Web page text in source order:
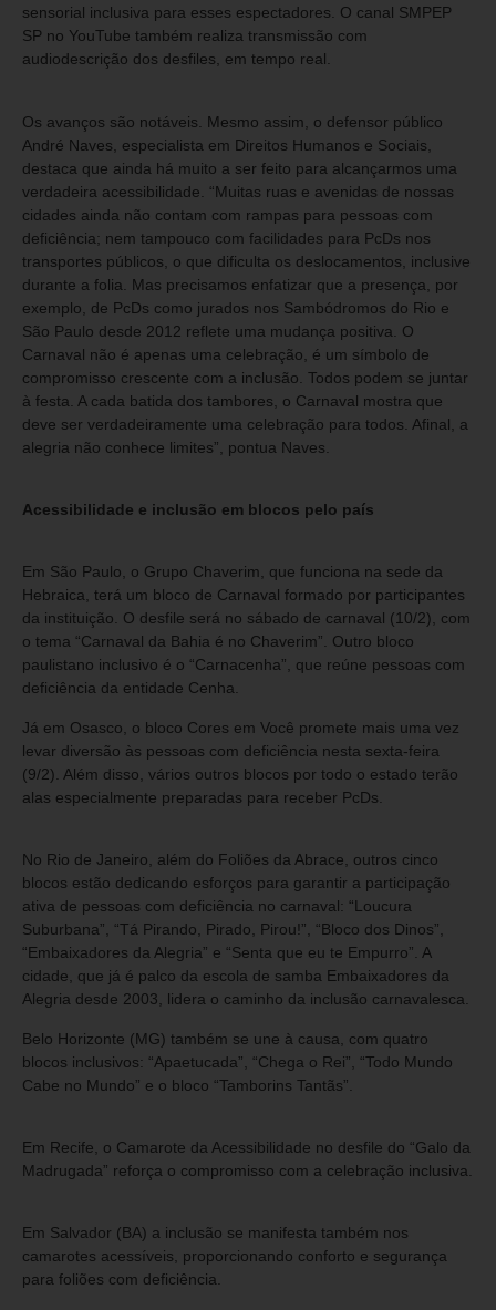
sensorial inclusiva para esses espectadores. O canal SMPEP
SP no YouTube também realiza transmissão com
audiodescrição dos desfiles, em tempo real.
Os avanços são notáveis. Mesmo assim, o defensor público
André Naves, especialista em Direitos Humanos e Sociais,
destaca que ainda há muito a ser feito para alcançarmos uma
verdadeira acessibilidade. “Muitas ruas e avenidas de nossas
cidades ainda não contam com rampas para pessoas com
deficiência; nem tampouco com facilidades para PcDs nos
transportes públicos, o que dificulta os deslocamentos, inclusive
durante a folia. Mas precisamos enfatizar que a presença, por
exemplo, de PcDs como jurados nos Sambódromos do Rio e
São Paulo desde 2012 reflete uma mudança positiva. O
Carnaval não é apenas uma celebração, é um símbolo de
compromisso crescente com a inclusão. Todos podem se juntar
à festa. A cada batida dos tambores, o Carnaval mostra que
deve ser verdadeiramente uma celebração para todos. Afinal, a
alegria não conhece limites”, pontua Naves.
Acessibilidade e inclusão em blocos pelo país
Em São Paulo, o Grupo Chaverim, que funciona na sede da
Hebraica, terá um bloco de Carnaval formado por participantes
da instituição. O desfile será no sábado de carnaval (10/2), com
o tema “Carnaval da Bahia é no Chaverim”. Outro bloco
paulistano inclusivo é o “Carnacenha”, que reúne pessoas com
deficiência da entidade Cenha.
Já em Osasco, o bloco Cores em Você promete mais uma vez
levar diversão às pessoas com deficiência nesta sexta-feira
(9/2). Além disso, vários outros blocos por todo o estado terão
alas especialmente preparadas para receber PcDs.
No Rio de Janeiro, além do Foliões da Abrace, outros cinco
blocos estão dedicando esforços para garantir a participação
ativa de pessoas com deficiência no carnaval: “Loucura
Suburbana”, “Tá Pirando, Pirado, Pirou!”, “Bloco dos Dinos”,
“Embaixadores da Alegria” e “Senta que eu te Empurro”. A
cidade, que já é palco da escola de samba Embaixadores da
Alegria desde 2003, lidera o caminho da inclusão carnavalesca.
Belo Horizonte (MG) também se une à causa, com quatro
blocos inclusivos: “Apaetucada”, “Chega o Rei”, “Todo Mundo
Cabe no Mundo” e o bloco “Tamborins Tantãs”.
Em Recife, o Camarote da Acessibilidade no desfile do “Galo da
Madrugada” reforça o compromisso com a celebração inclusiva.
Em Salvador (BA) a inclusão se manifesta também nos
camarotes acessíveis, proporcionando conforto e segurança
para foliões com deficiência.